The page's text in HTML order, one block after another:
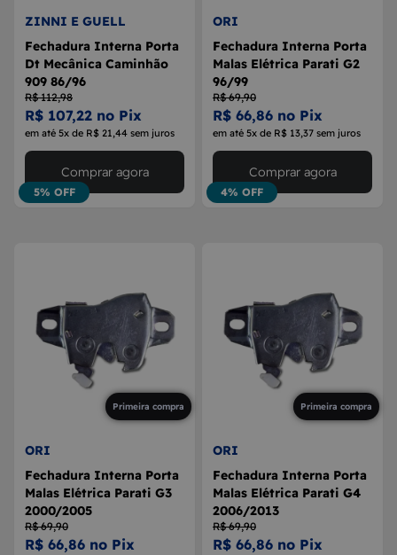
ZINNI E GUELL
Fechadura Interna Porta
Dt Mecânica Caminhão
909 86/96
R$ 112,98
R$ 107,22 no Pix
em até 5x de R$ 21,44 sem juros
5% OFF
Comprar agora
ORI
Fechadura Interna Porta
Malas Elétrica Parati G2
96/99
R$ 69,90
R$ 66,86 no Pix
em até 5x de R$ 13,37 sem juros
4% OFF
Comprar agora
Primeira compra
ORI
Fechadura Interna Porta
Malas Elétrica Parati G3
2000/2005
R$ 69,90
R$ 66,86 no Pix
Primeira compra
ORI
Fechadura Interna Porta
Malas Elétrica Parati G4
2006/2013
R$ 69,90
R$ 66,86 no Pix